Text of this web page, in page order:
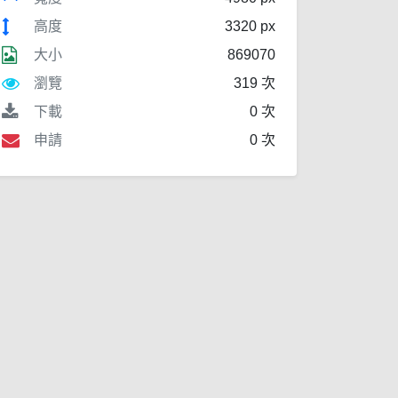
高度
3320 px
大小
869070
瀏覽
319 次
下載
0 次
申請
0 次